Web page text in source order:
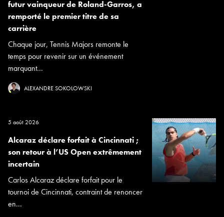
futur vainqueur de Roland-Garros, a
remporté le premier titre de sa
carrière
Chaque jour, Tennis Majors remonte le
temps pour revenir sur un événement
marquant...
ALEXANDRE SOKOLOWSKI
5 août 2026
Alcaraz déclare forfait à Cincinnati ;
son retour à l’US Open extrêmement
incertain
Carlos Alcaraz déclare forfait pour le
tournoi de Cincinnati, contraint de renoncer
en...